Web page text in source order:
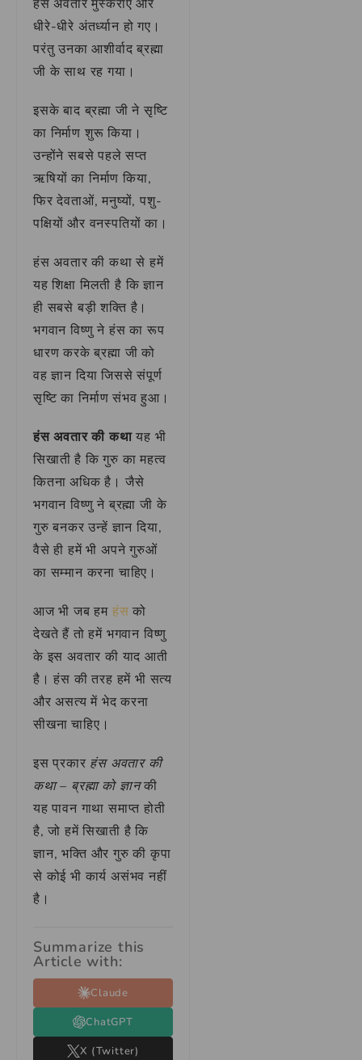
हंस अवतार मुस्कराए और
धीरे-धीरे अंतर्ध्यान हो गए।
परंतु उनका आशीर्वाद ब्रह्मा
जी के साथ रह गया।
इसके बाद ब्रह्मा जी ने सृष्टि
का निर्माण शुरू किया।
उन्होंने सबसे पहले सप्त
ऋषियों का निर्माण किया,
फिर देवताओं, मनुष्यों, पशु-
पक्षियों और वनस्पतियों का।
हंस अवतार की कथा से हमें
यह शिक्षा मिलती है कि ज्ञान
ही सबसे बड़ी शक्ति है।
भगवान विष्णु ने हंस का रूप
धारण करके ब्रह्मा जी को
वह ज्ञान दिया जिससे संपूर्ण
सृष्टि का निर्माण संभव हुआ।
हंस अवतार की कथायह भी
सिखाती है कि गुरु का महत्व
कितना अधिक है। जैसे
भगवान विष्णु ने ब्रह्मा जी के
गुरु बनकर उन्हें ज्ञान दिया,
वैसे ही हमें भी अपने गुरुओं
का सम्मान करना चाहिए।
आज भी जब हम हंस को
देखते हैं तो हमें भगवान विष्णु
के इस अवतार की याद आती
है। हंस की तरह हमें भी सत्य
और असत्य में भेद करना
सीखना चाहिए।
इस प्रकार हंस अवतार की
कथा – ब्रह्मा को ज्ञानकी
यह पावन गाथा समाप्त होती
है, जो हमें सिखाती है कि
ज्ञान, भक्ति और गुरु की कृपा
से कोई भी कार्य असंभव नहीं
है।
Summarize this
Article with:
Claude
ChatGPT
X (Twitter)